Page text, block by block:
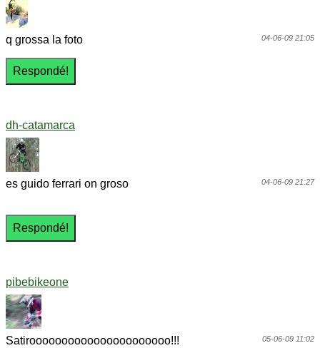
04-06-09 21:05
q grossa la foto
dh-catamarca
04-06-09 21:27
es guido ferrari on groso
pibebikeone
05-06-09 11:02
Satiroooooooooooooooooooooo!!!